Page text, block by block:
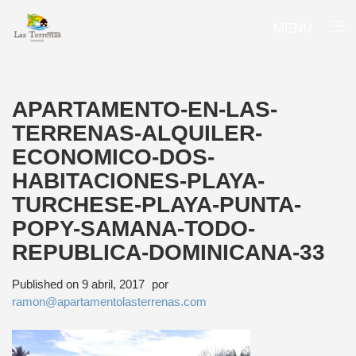
APARTAMENTO-EN-LAS-
TERRENAS-ALQUILER-
ECONOMICO-DOS-
HABITACIONES-PLAYA-
TURCHESE-PLAYA-PUNTA-
POPY-SAMANA-TODO-
REPUBLICA-DOMINICANA-33
Published on 9 abril, 2017 por
ramon@apartamentolasterrenas.com